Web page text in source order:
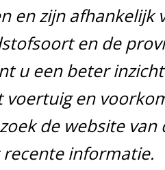
en zijn afhankelijk
en de
u een beter
voertuig en
de website
informatie.